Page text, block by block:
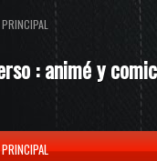
: animé y